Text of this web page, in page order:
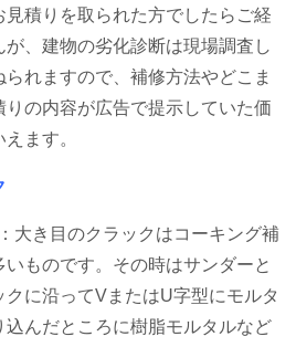
積りを取られた方でしたらご経
、建物の劣化診断は現場調査し
れますので、補修方法やどこま
の内容が広告で提示していた価
ます。
大き目のクラックはコーキング補
ものです。その時はサンダーと
に沿ってVまたはU字型にモルタ
んだところに樹脂モルタルなど